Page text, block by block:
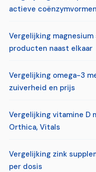
actieve coënzymvormen
Vergelijking
producten naast elkaar
Vergelijking omega-3
zuiverheid en prijs
Vergelijking vitamine D
Orthica, Vitals
Vergelijking zink
per dosis